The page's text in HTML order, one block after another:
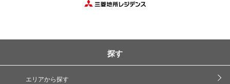
探す
エリアから探す